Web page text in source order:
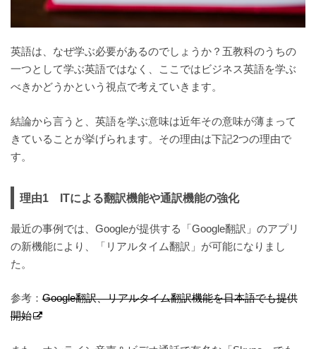
英語は、なぜ学ぶ必要があるのでしょうか？五教科のうちの
一つとして学ぶ英語ではなく、ここではビジネス英語を学ぶ
べきかどうかという視点で考えていきます。
結論から言うと、英語を学ぶ意味は近年その意味が薄まって
きていることが挙げられます。その理由は下記2つの理由で
す。
理由1 ITによる翻訳機能や通訳機能の強化
最近の事例では、Googleが提供する「Google翻訳」のアプリ
の新機能により、「リアルタイム翻訳」が可能になりまし
た。
参考：Google翻訳、リアルタイム翻訳機能を日本語でも提供
開始